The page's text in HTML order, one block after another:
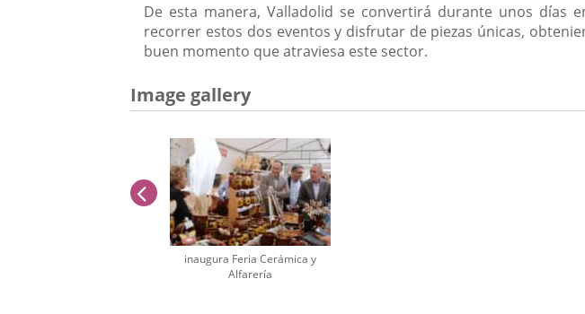
De esta manera, Valladolid se convertirá durante unos días
recorrer estos dos eventos y disfrutar de piezas únicas,
buen momento que atraviesa este sector.
Image gallery
inaugura Feria Cerámica y
Alfarería
previus